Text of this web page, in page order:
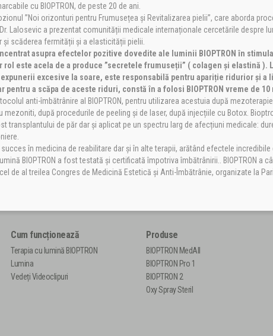
cu BIOPTRON, de peste 20 de ani.
”Noi orizonturi pentru Frumusețea și Revitalizarea pielii”, care aborda
Dr. Lalosevic a prezentat comunității medicale internaționale cercetările despre
scăderea fermității și a elasticității pielii.
asupra efectelor pozitive dovedite ale luminii BIOPTRON în
este acela de a produce ”secretele frumuseții” ( colagen și elastină ).
excesive la soare, este responsabilă pentru apariție ridurior și a
a scăpa de aceste riduri, constă în a folosi BIOPTRON vreme de 10
anti-îmbătrânire al BIOPTRON, pentru utilizarea acestuia după
mezoniti, după procedurile de peeling și de laser, după injecțiile cu Botox.
transplantului de păr dar și aplicat pe un spectru larg de afecțiuni medicale:
în medicina de reabilitare dar și în alte terapii, arătând efectele incredibile
BIOPTRON a fost testată și certificată împotriva îmbătrânirii.. BIOPTRON a
de al treilea Congres de Medicină Estetică și Anti-Îmbătrânie, organizate la
Cum funcționează
Terapia cu lumină BIOPTRON
Lumina
Vedeți Videoclipuri
Produse
BIOPTRON MedAll
BIOPTRON Pro 1
BIOPTRON 2
Oxy Spray Steril